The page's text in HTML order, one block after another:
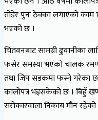
तोडेर पुनः ठेक्का लगाएको काम
भएको छ ।
चितवनबाट सामग्री ढुवानीका
फसेर समस्या भएको चालक रमण
तथा जिप सडकमा फस्ने गरेका
कालोपत्र भइसकेको छ । बिहुँ
सरोकारवाला निकाय मौन